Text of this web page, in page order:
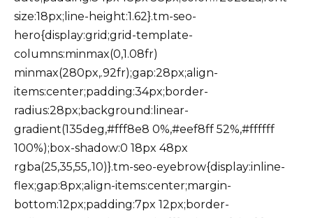
size:18px;line-height:1.62}.tm-seo-
hero{display:grid;grid-template-
columns:minmax(0,1.08fr)
minmax(280px,.92fr);gap:28px;align-
items:center;padding:34px;border-
radius:28px;background:linear-
gradient(135deg,#fff8e8 0%,#eef8ff 52%,#ffffff
100%);box-shadow:0 18px 48px
rgba(25,35,55,.10)}.tm-seo-eyebrow{display:inline-
flex;gap:8px;align-items:center;margin-
bottom:12px;padding:7px 12px;border-